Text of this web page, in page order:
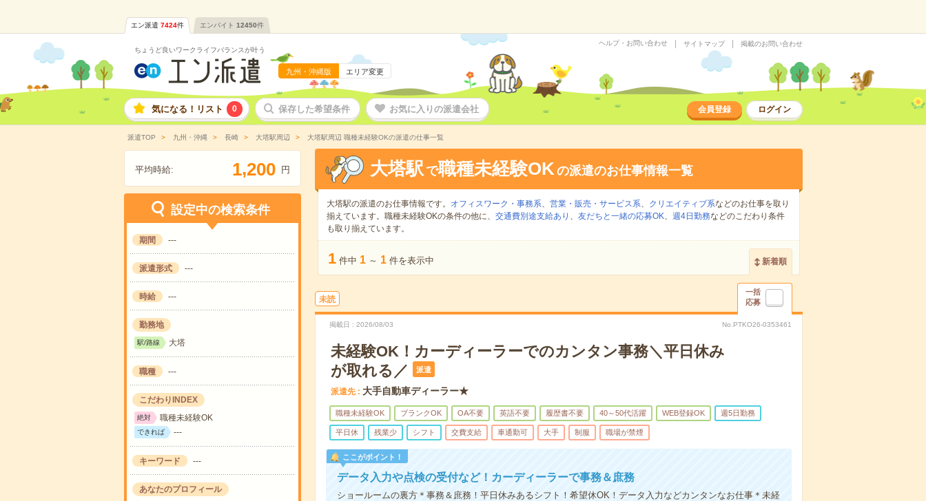
エン派遣 7424件 エンバイト 12450件
ちょうど良いワークライフバランスが叶う
九州・沖縄版 エリア変更
ヘルプ・お問い合わせ サイトマップ 掲載のお問い合わせ
気になる！リスト 0 保存した希望条件 お気に入りの派遣会社 会員登録 ログイン
派遣TOP 九州・沖縄 長崎 大塔駅周辺 大塔駅周辺 職種未経験OKの派遣の仕事一覧
平均時給: 1,200 円
設定中の検索条件
期間 ---
派遣形式 ---
時給 ---
勤務地
駅/路線 大塔
職種 ---
こだわりINDEX
絶対 職種未経験OK
できれば ---
キーワード ---
あなたのプロフィール
大塔駅 で職種未経験OKの派遣のお仕事情報一覧
大塔駅の派遣のお仕事情報です。 オフィスワーク・事務系、 営業・販売・サービス系、 クリエイティブ系などのお仕事を取り
揃えています。職種未経験OKの条件の他に、 交通費別途支給あり 、 友だちと一緒の応募OK、 週4日勤務などのこだわり条件
も取り揃えています。
1 件中 1 ～ 1 件を表示中 新着順
未読
一括
応募
掲載日 2026/08/03 No.PTKO26-0353461
未経験OK！カーディーラーでのカンタン事務＼平日休み
が取れる／
派遣
派遣先 大手自動車ディーラー★
職種未経験OK ブランクOK OA不要 英語不要 履歴書不要 40～50代活躍 WEB登録OK 週5日勤務
平日休 残業少 シフト 交費支給 車通勤可 大手 制服 職場が禁煙
ここがポイント！
データ入力や点検の受付など！カーディーラーで事務＆庶務
ショールームの裏方＊事務＆庶務！平日休みあるシフト！希望休OK！データ入力などカンタンなお仕事＊未経